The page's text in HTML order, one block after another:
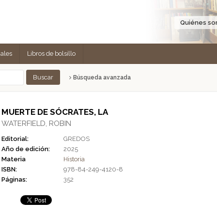
Quiénes
Libros de bolsillo
Búsqueda avanzada
MUERTE DE SÓCRATES, LA
WATERFIELD, ROBIN
Editorial:
GREDOS
Año de edición:
2025
Materia
Historia
ISBN:
978-84-249-4120-8
Páginas:
352